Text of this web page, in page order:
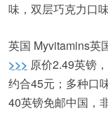
味，双层巧克力口
英国 Myvitamins英
>>> 原价2.49英镑
约合45元；多种口
40英镑免邮中国，